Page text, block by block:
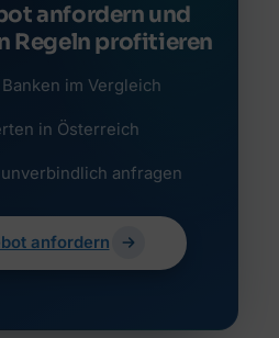
anfordern und
Regeln profitieren
im Vergleich
in Österreich
anfragen
anfordern